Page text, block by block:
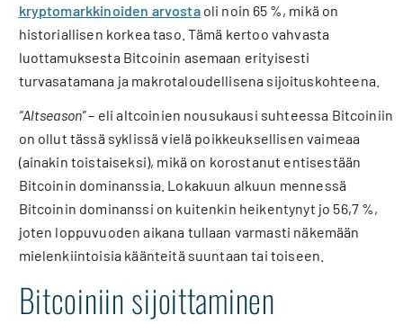
kryptomarkkinoiden arvostaoli noin 65 %, mikä on
historiallisen korkea taso. Tämä kertoo vahvasta
luottamuksesta Bitcoinin asemaan erityisesti
turvasatamana ja makrotaloudellisena sijoituskohteena.
”Altseason”– eli altcoinien nousukausi suhteessa Bitcoiniin
on ollut tässä syklissä vielä poikkeuksellisen vaimeaa
(ainakin toistaiseksi), mikä on korostanut entisestään
Bitcoinin dominanssia. Lokakuun alkuun mennessä
Bitcoinin dominanssi on kuitenkin heikentynyt jo 56,7 %,
joten loppuvuoden aikana tullaan varmasti näkemään
mielenkiintoisia käänteitä suuntaan tai toiseen.
Bitcoiniin sijoittaminen